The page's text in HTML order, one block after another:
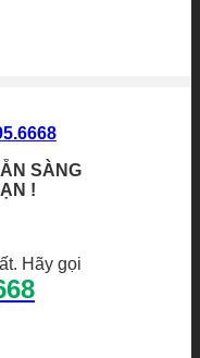
SÀNG
!
Hãy gọi